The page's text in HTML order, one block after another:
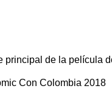
principal de la película
Con Colombia 2018